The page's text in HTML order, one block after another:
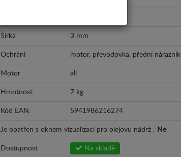
Šírka 3 mm
Ochrání motor, převodovka, přední nárazník
Motor all
Hmotnost 7 kg
Kód EAN: 5941986216274
Je opatřen s oknem vizualizací pro olejovu nádrž : Ne
Dostupnost Na skladě